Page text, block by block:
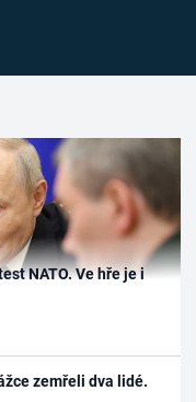
NATO. Ve hře je i
zemřeli dva lidé.